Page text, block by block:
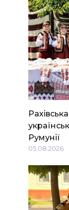
Румунії
05.08.2026